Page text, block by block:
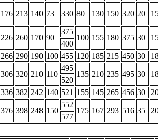
176 213 140 73 330 80 130 150 320 20
226 260 170 90
375
100 155 180 375 30
400
266 290 190 100 455 120 185 215 450 30
306 320 210 110
495
135 210 235 495 30
520
336 382 242 140 521 155 145 265 456 30
376 398 248 150
552
175 167 293 516 35
577